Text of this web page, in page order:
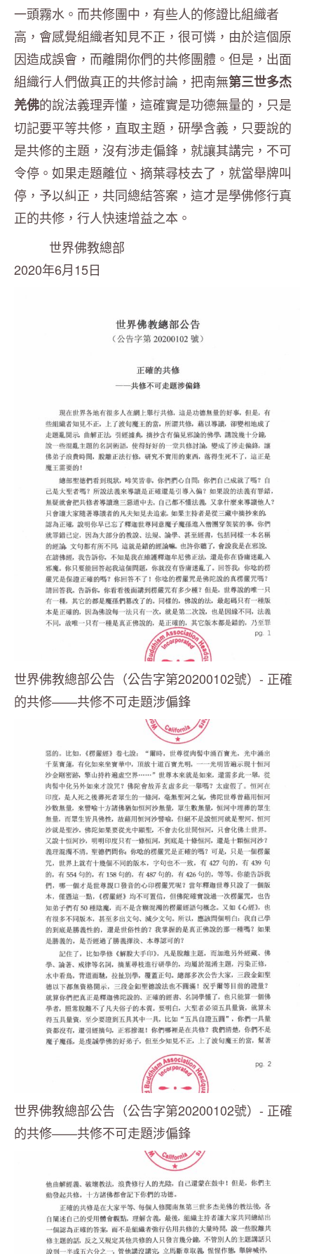
一頭霧水。 而共修團中，有些人的修證比組織者
高，會感覺組織者知見不正， 很可憐，由於這個原
因造成誤會，而離開你們的共修團體。但是， 出面
組織行人們做真正的共修討論， 把南無第三世多杰
羌佛的說法義理弄懂，這確實是功德無量的， 只是
切記要平等共修，直取主題，研學含義， 只要說的
是共修的主題，沒有涉走偏鋒，就讓其講完，不可
令停。 如果走題離位、摘葉尋枝去了，就當舉牌叫
停，予以糾正， 共同總結答案，這才是學佛修行真
正的共修，行人快速增益之本。
世界佛教總部
2020年6月15日
世界佛教總部公告（公告字第20200102號）- 正確
的共修——共修不可走題涉偏鋒
世界佛教總部公告（公告字第20200102號）- 正確
的共修——共修不可走題涉偏鋒